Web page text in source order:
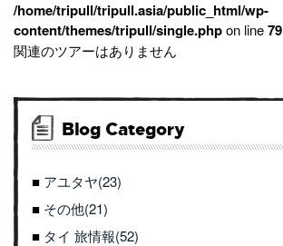
/home/tripull/tripull.asia/public_html/wp-
content/themes/tripull/single.phpon line79
関連のツアーはありません
Blog Category
アユタヤ(23)
その他(21)
タイ 旅情報(52)